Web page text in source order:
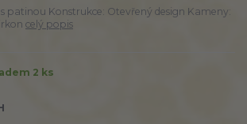
patinou Konstrukce: Otevřený design Kameny:
celý popis
2 ks